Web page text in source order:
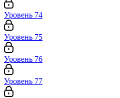
Уровень 74
Уровень 75
Уровень 76
Уровень 77